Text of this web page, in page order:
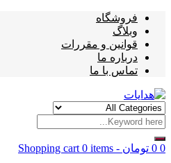
فروشگاه
وبلاگ
قوانین و مقررات
درباره ما
تماس با ما
Shopping cart 0 items - 0 تومان 0